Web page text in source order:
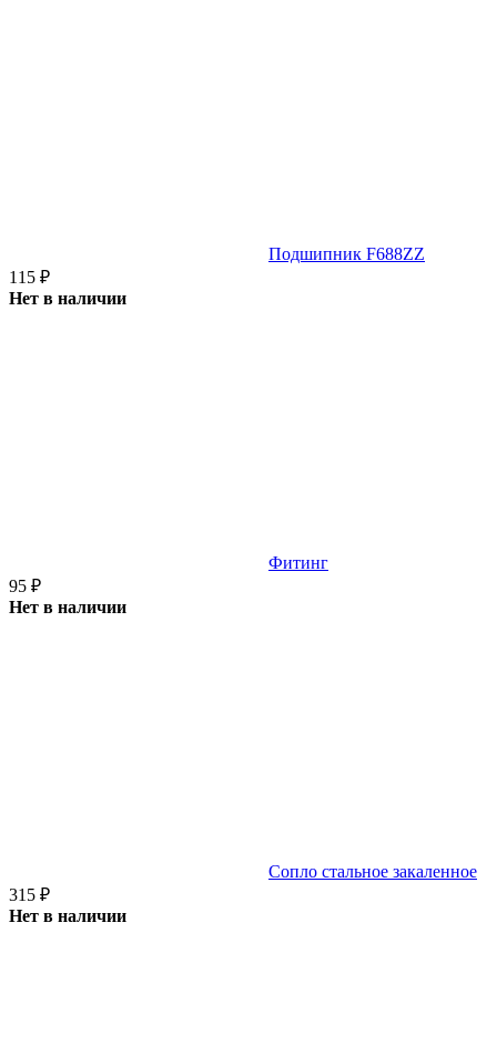
Подшипник F688ZZ
115 ₽
Нет в наличии
Фитинг
95 ₽
Нет в наличии
Сопло стальное закаленное
315 ₽
Нет в наличии